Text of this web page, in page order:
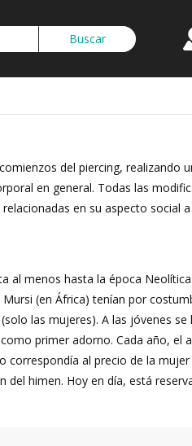
del piercing, realizando
en general. Todas las
en su aspecto social
al menos hasta la época
(en África) tenían por
las mujeres). A las jóvenes
primer adorno. Cada año, el
al precio de la
himen. Hoy en día, está